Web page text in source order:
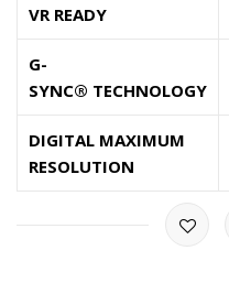
VR READY
G-
SYNC® TECHNOLOGY
DIGITAL MAXIMUM
RESOLUTION